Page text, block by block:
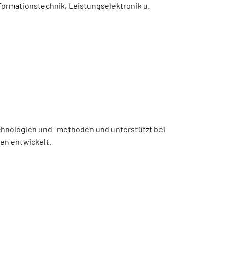
Leistungselektronik u.
und -methoden und unterstützt bei
entwickelt.